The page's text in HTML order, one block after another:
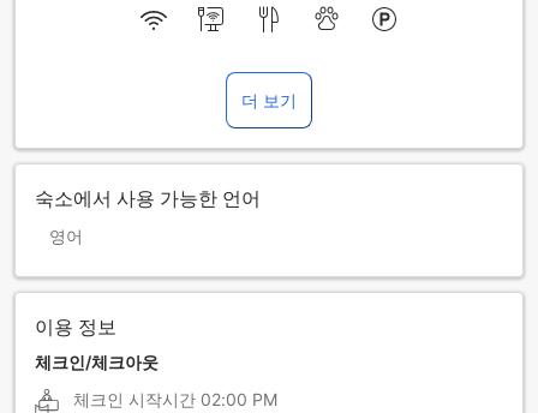
더 보기
숙소에서 사용 가능한 언어
영어
이용 정보
체크인/체크아웃
체크인 시작시간 02:00 PM